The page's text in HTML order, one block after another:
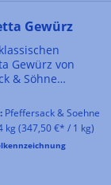
Gewürz
Gewürz von
& Söhne
Schnittchen,
Dips und Soßen
so gut! Neben
und süß-
Pfeffersack & Soehne
kg(347,50 €* / 1 kg)